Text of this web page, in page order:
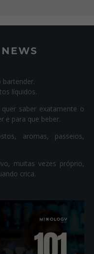
bartender.
líquidos.
saber exatamente o
e para que beber.
aromas, passeios,
muitas vezes próprio,
crica.